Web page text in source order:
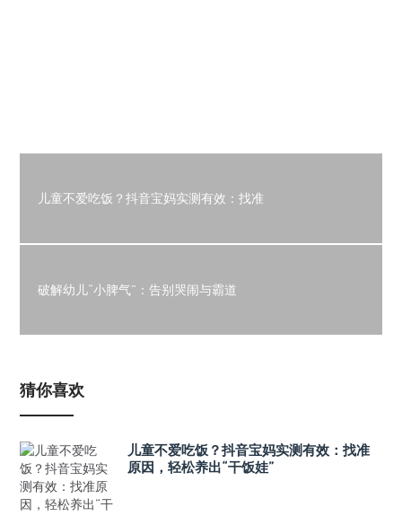
儿童不爱吃饭？抖音宝妈实测有效：找准
破解幼儿“小脾气”：告别哭闹与霸道
猜你喜欢
儿童不爱吃饭？抖音宝妈实测有效：找准
原因，轻松养出“干饭娃”